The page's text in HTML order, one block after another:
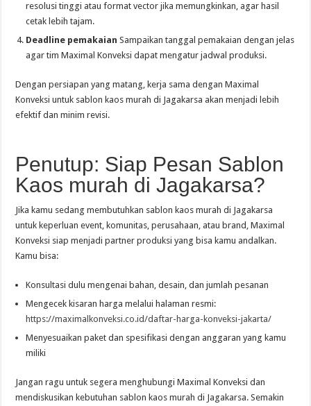
resolusi tinggi atau format vector jika memungkinkan, agar hasil
cetak lebih tajam.
Deadline pemakaian Sampaikan tanggal pemakaian dengan jelas
agar tim Maximal Konveksi dapat mengatur jadwal produksi.
Dengan persiapan yang matang, kerja sama dengan Maximal
Konveksi untuk sablon kaos murah di Jagakarsa akan menjadi lebih
efektif dan minim revisi.
Penutup: Siap Pesan Sablon
Kaos murah di Jagakarsa?
Jika kamu sedang membutuhkan sablon kaos murah di Jagakarsa
untuk keperluan event, komunitas, perusahaan, atau brand, Maximal
Konveksi siap menjadi partner produksi yang bisa kamu andalkan.
Kamu bisa:
Konsultasi dulu mengenai bahan, desain, dan jumlah pesanan
Mengecek kisaran harga melalui halaman resmi:
https://maximalkonveksi.co.id/daftar-harga-konveksi-jakarta/
Menyesuaikan paket dan spesifikasi dengan anggaran yang kamu
miliki
Jangan ragu untuk segera menghubungi Maximal Konveksi dan
mendiskusikan kebutuhan sablon kaos murah di Jagakarsa. Semakin